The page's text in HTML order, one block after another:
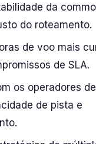
da
do roteamento.
de voo mais
de SLA.
os operadores
de pista e